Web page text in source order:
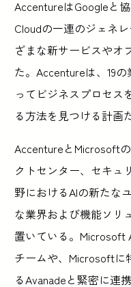
AccentureはGoogleと
Cloudの一連のジェネ
ざまな新サービスやオ
た。Accentureは、19
ってビジネスプロセス
る方法を見つける計画
AccentureとMicrosoft
クトセンター、セキュ
野におけるAIの新たな
な業界および機能ソリ
置いている。Microsoft
チームや、Microsoftに
るAvanadeと緊密に連